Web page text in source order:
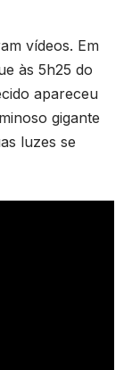
vídeos. Em
às 5h25 do
apareceu
gigante
luzes se